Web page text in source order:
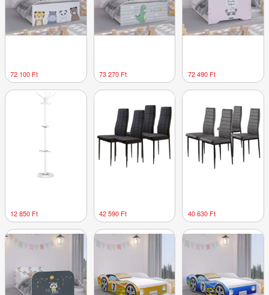
72 100 Ft 73 270 Ft 72 490 Ft
12 850 Ft 42 590 Ft 40 630 Ft